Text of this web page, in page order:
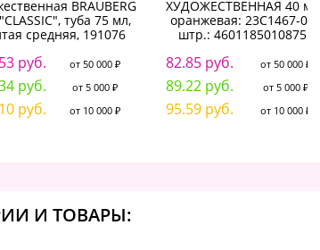
BRAUBERG
туба 75 мл,
средняя, 191076
руб. от 50 000 ₽
руб. от 5 000 ₽
руб. от 10 000 ₽
ХУДОЖЕСТВЕННАЯ 40 мл
оранжевая: 23С1467-08
штр.: 4601185010875
82.85 руб. от 50 000 ₽
89.22 руб. от 5 000 ₽
95.59 руб. от 10 000 ₽
И ТОВАРЫ: